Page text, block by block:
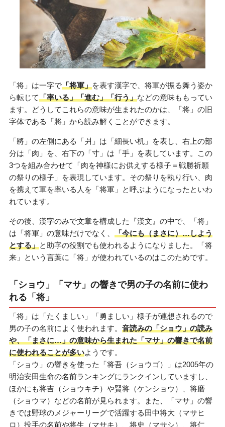
「将」は一字で「将軍」を表す漢字で、将軍が振る舞う姿か
ら転じて「率いる」「進む」「行う」などの意味ももってい
ます。どうしてこれらの意味が生まれたのかは、「将」の旧
字体である「將」から読み解くことができます。
「將」の左側にある「爿」は「細長い机」を表し、右上の部
分は「肉」を、右下の「寸」は「手」を表しています。この
3つを組み合わせて「肉を神様にお供えする様子＝戦勝祈願
の祭りの様子」を表現しています。その祭りを執り行い、肉
を携えて軍を率いる人を「将軍」と呼ぶようになったといわ
れています。
その後、漢字のみで文章を構成した『漢文』の中で、「将」
は「将軍」の意味だけでなく、 「今にも（まさに）…しよう
とする」と助字の役割でも使われるようになりました。「将
来」という言葉に「将」が使われているのはこのためです。
「ショウ」「マサ」の響きで男の子の名前に使わ
れる「将」
「将」は「たくましい」「勇ましい」様子が連想されるので
男の子の名前によく使われます。 音読みの「ショウ」の読み
や、「まさに…」の意味から生まれた「マサ」の響きで名前
に使われることが多いようです。
「ショウ」の響きを使った「将吾（ショウゴ）」は2005年の
明治安田生命の名前ランキングにランクインしていますし、
ほかにも将吉（ショウキチ）や賢将（ケンショウ）、将磨
（ショウマ）などの名前が見られます。また、「マサ」の響
きでは野球のメジャーリーグで活躍する田中将大（マサヒ
ロ）投手の名前や将生（マサキ）、将史（マサシ）、将仁